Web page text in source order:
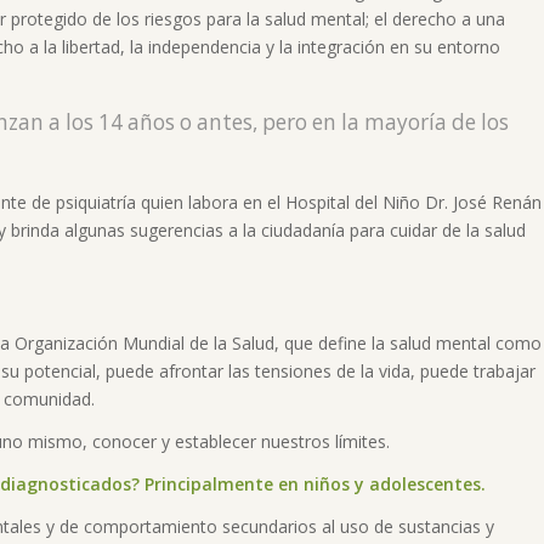
de los riesgos para la salud mental; el derecho a una
a la libertad, la independencia y la integración en su entorno
a los 14 años o antes, pero en la mayoría de los
de psiquiatría quien labora en el Hospital del Niño Dr. José Renán
algunas sugerencias a la ciudadanía para cuidar de la salud
Mundial de la Salud, que define la salud mental como
potencial, puede afrontar las tensiones de la vida, puede trabajar
mismo, conocer y establecer nuestros límites.
Principalmente en niños y adolescentes.
y de comportamiento secundarios al uso de sustancias y